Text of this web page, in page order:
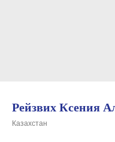
Рейзвих Ксения
Казахстан